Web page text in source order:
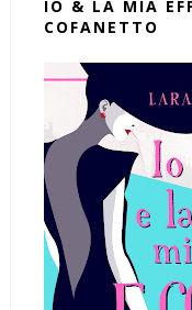
IO & LA MIA
COFANETTO